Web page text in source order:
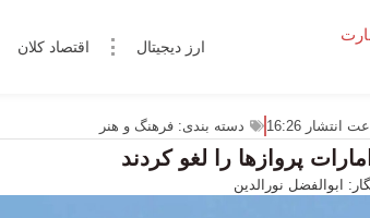
ارز دیجیتال اقتصاد کلان
انتشار 16:26 دسته بندی: فرهنگ و هنر
پروازها را لغو کردند
ابوالفضل نورالدین